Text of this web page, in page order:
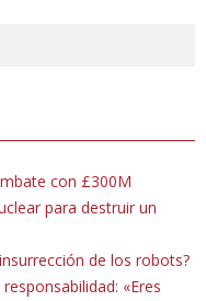
con £300M
para destruir un
de los robots?
«Eres